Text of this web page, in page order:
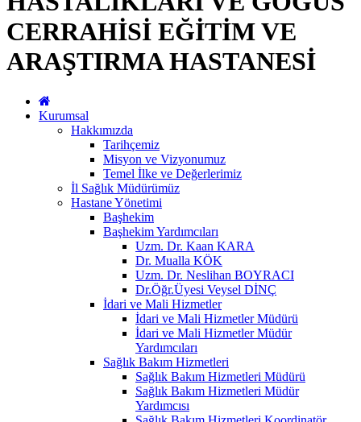
CERRAHİSİ EĞİTİM VE
ARAŞTIRMA HASTANESİ
Kurumsal
Hakkımızda
Tarihçemiz
Misyon ve Vizyonumuz
Temel İlke ve Değerlerimiz
İl Sağlık Müdürümüz
Hastane Yönetimi
Başhekim
Başhekim Yardımcıları
Uzm. Dr. Kaan KARA
Dr. Mualla KÖK
Uzm. Dr. Neslihan BOYRACI
Dr.Öğr.Üyesi Veysel DİNÇ
İdari ve Mali Hizmetler
İdari ve Mali Hizmetler Müdürü
İdari ve Mali Hizmetler Müdür
Yardımcıları
Sağlık Bakım Hizmetleri
Sağlık Bakım Hizmetleri Müdürü
Sağlık Bakım Hizmetleri Müdür
Yardımcısı